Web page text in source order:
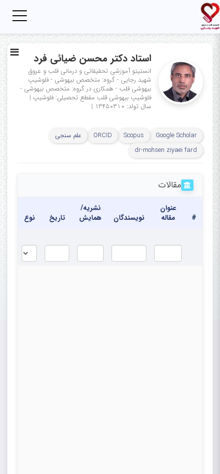
استاد دکتر محسن ضیائی فرد
انستیتو آموزشی تحقیقاتی و درمانی قلب و عروق
شهید رجایی - گروه: متخصص بیهوشی - فلوشیپ
بیهوشی قلب - همکاری در گروه: متخصص بیهوشی -
فلوشیپ بیهوشی قلب مقطع تحصیلی: فلوشیپ |
سال تولد: ۱۳۴۵۰۳۱۰
|
Google Scholar
Scopus
ORCID
علم سنجی
dr-mohsen ziyaei fard
مقالات
#
عنوان
مقاله
نویسندگان
نشریه/
همایش
تاریخ نوع